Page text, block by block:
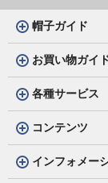
帽子ガイド
お買い物ガイ
各種サービス
コンテンツ
インフォメー